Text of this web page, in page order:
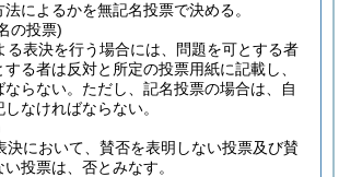
によるかを無記名投票で決める。
の投票)
る表決を行う場合には、問題を可とする者
る者は反対と所定の投票用紙に記載し、
らない。 ただし、記名投票の場合は、自
なければならない。
決において、賛否を表明しない投票及び賛
投票は、否とみなす。